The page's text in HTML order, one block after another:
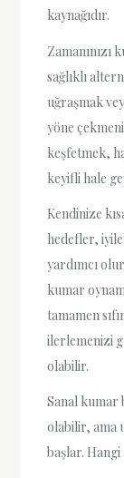
kaynağıdır.
Zamanınızı
sağlıklı
uğraşmak
yöne
keşfetmek,
keyifli hale
Kendinize
hedefler,
yardımcı
kumar
tamamen
ilerlemenizi
olabilir.
Sanal kumar
olabilir, ama
başlar. Hangi